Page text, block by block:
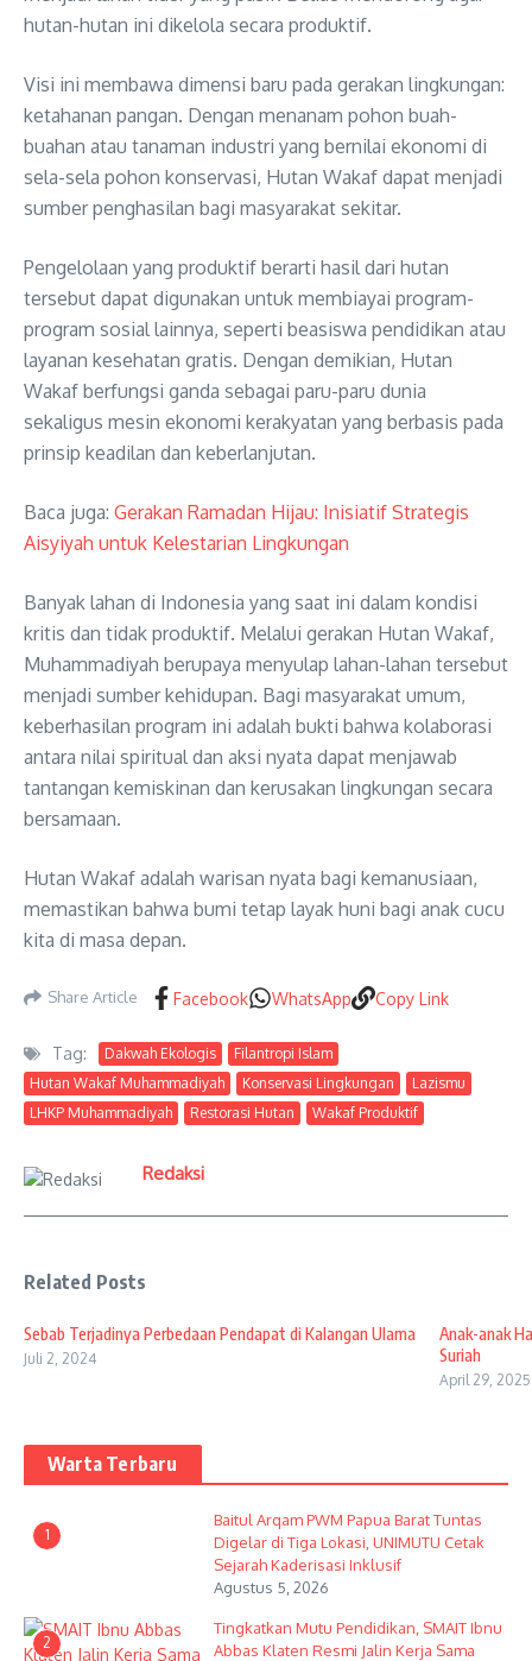
hutan-hutan ini dikelola secara produktif.
Visi ini membawa dimensi baru pada gerakan lingkungan:
ketahanan pangan. Dengan menanam pohon buah-
buahan atau tanaman industri yang bernilai ekonomi di
sela-sela pohon konservasi, Hutan Wakaf dapat menjadi
sumber penghasilan bagi masyarakat sekitar.
Pengelolaan yang produktif berarti hasil dari hutan
tersebut dapat digunakan untuk membiayai program-
program sosial lainnya, seperti beasiswa pendidikan atau
layanan kesehatan gratis. Dengan demikian, Hutan
Wakaf berfungsi ganda sebagai paru-paru dunia
sekaligus mesin ekonomi kerakyatan yang berbasis pada
prinsip keadilan dan keberlanjutan.
Baca juga: Gerakan Ramadan Hijau: Inisiatif Strategis
Aisyiyah untuk Kelestarian Lingkungan
Banyak lahan di Indonesia yang saat ini dalam kondisi
kritis dan tidak produktif. Melalui gerakan Hutan Wakaf,
Muhammadiyah berupaya menyulap lahan-lahan tersebut
menjadi sumber kehidupan. Bagi masyarakat umum,
keberhasilan program ini adalah bukti bahwa kolaborasi
antara nilai spiritual dan aksi nyata dapat menjawab
tantangan kemiskinan dan kerusakan lingkungan secara
bersamaan.
Hutan Wakaf adalah warisan nyata bagi kemanusiaan,
memastikan bahwa bumi tetap layak huni bagi anak cucu
kita di masa depan.
Share Article Facebook WhatsApp Copy Link
Tag: Dakwah Ekologis
Filantropi Islam
Hutan Wakaf Muhammadiyah
Konservasi Lingkungan
Lazismu
LHKP Muhammadiyah
Restorasi Hutan Wakaf Produktif
Redaksi
Related Posts
Sebab Terjadinya Perbedaan Pendapat di Kalangan Ulama
Juli 2, 2024
Anak-anak
Suriah
April 29, 2025
Warta Terbaru
1
Baitul Arqam PWM Papua Barat Tuntas
Digelar di Tiga Lokasi, UNIMUTU Cetak
Sejarah Kaderisasi Inklusif
Agustus 5, 2026
2
Tingkatkan Mutu Pendidikan, SMAIT Ibnu
Abbas Klaten Resmi Jalin Kerja Sama